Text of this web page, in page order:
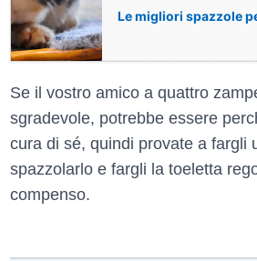
Le migliori spazzole
Se il vostro amico a quattro
sgradevole, potrebbe essere
cura di sé, quindi provate a fargli
spazzolarlo e fargli la toeletta
compenso.